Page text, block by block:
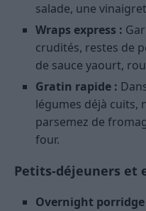
salade, une
Wraps express :
crudités, restes de
de sauce yaourt,
Gratin rapide :
légumes déjà cuits,
parsemez de
four.
Petits-déjeuners et
Overnight porridge